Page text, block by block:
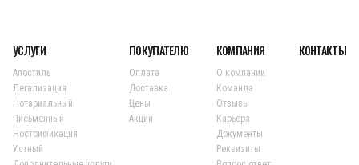
УСЛУГИ
Апостиль
Легализация
Нотариальный
Письменный
Нострификация
Устный
ПОКУПАТЕЛЮ
Оплата
Доставка
Цены
Акции
КОМПАНИЯ
О компании
Команда
Отзывы
Карьера
Документы
Реквизиты
КОНТАКТЫ